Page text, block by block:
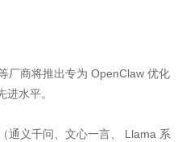
厂商将推出专为 OpenClaw 优化
水平。
通义千问、文心一言、 Llama 系